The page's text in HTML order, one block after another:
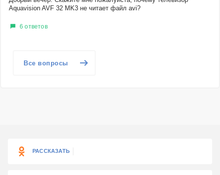
Aquavision AVF 32 MK3 не читает файл avi?
6 ответов
Все вопросы
РАССКАЗАТЬ